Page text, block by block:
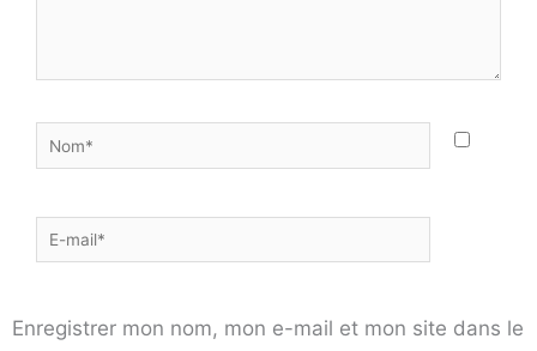
Nom*
E-
mail*
Enregistrer mon nom, mon e-mail et mon site dans le